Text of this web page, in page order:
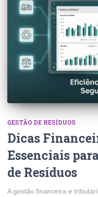
GESTÃO DE RESÍDUOS
Dicas
Essenciais
de Resíduos
A gestão financeira e